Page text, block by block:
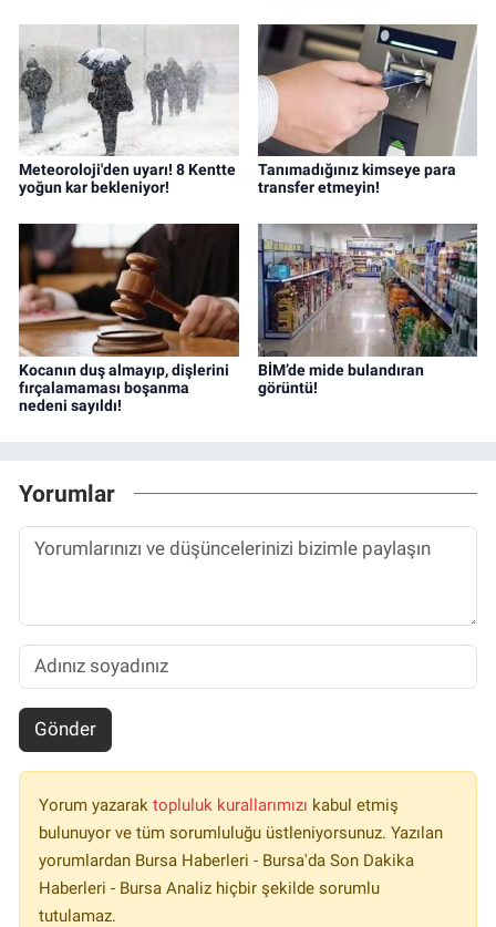
Meteoroloji'den uyarı! 8 Kentte
yoğun kar bekleniyor!
Tanımadığınız kimseye para
transfer etmeyin!
Kocanın duş almayıp, dişlerini
fırçalamaması boşanma
nedeni sayıldı!
BİM’de mide bulandıran
görüntü!
Yorumlar
Gönder
Yorum yazarak topluluk kurallarımızı kabul etmiş
bulunuyor ve tüm sorumluluğu üstleniyorsunuz. Yazılan
yorumlardan Bursa Haberleri - Bursa'da Son Dakika
Haberleri - Bursa Analiz hiçbir şekilde sorumlu
tutulamaz.